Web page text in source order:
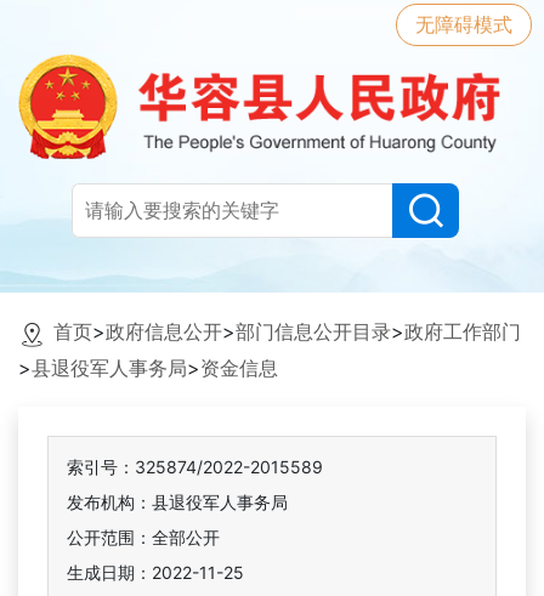
无障碍模式
首页>政府信息公开>部门信息公开目录>政府工作部门
>县退役军人事务局>资金信息
索引号：325874/2022-2015589
发布机构：县退役军人事务局
公开范围：全部公开
生成日期：2022-11-25